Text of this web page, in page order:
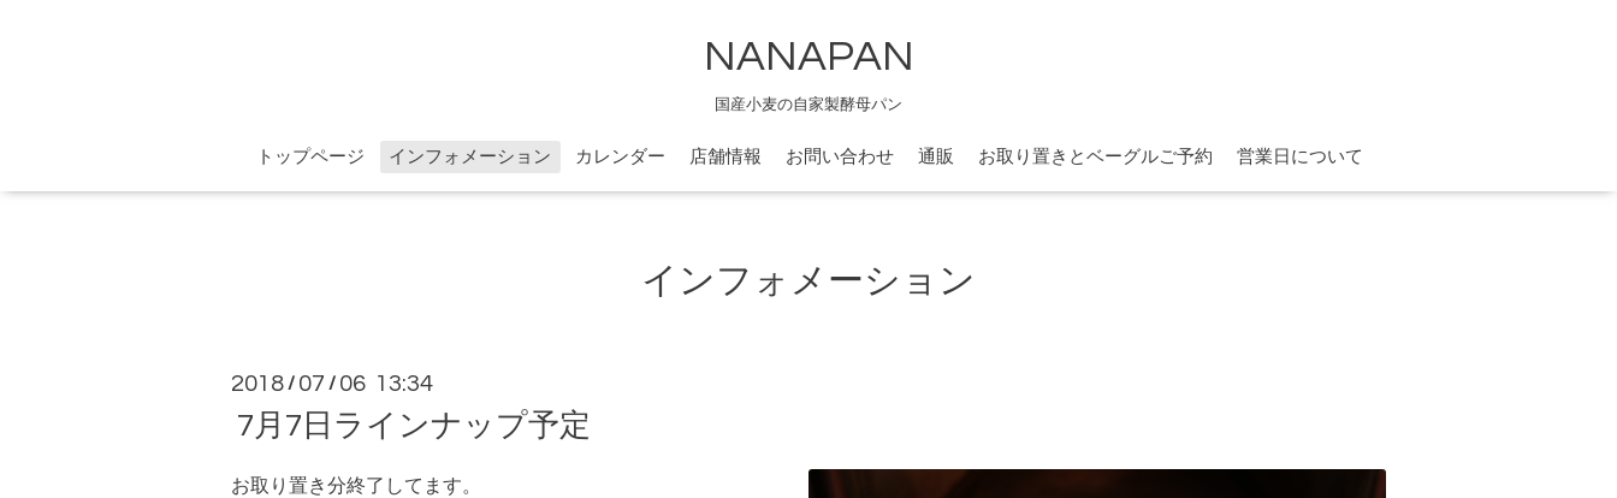
NANAPAN
国産小麦の自家製酵母パン
トップページ インフォメーション カレンダー 店舗情報 お問い合わせ 通販 お取り置きとベーグルご予約 営業日について
インフォメーション
2018 / 07 / 06 13:34
7月7日ラインナップ予定
お取り置き分終了してます。